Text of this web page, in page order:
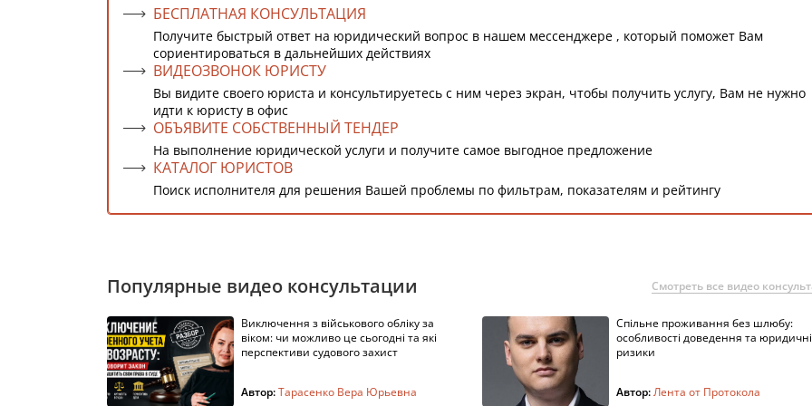
БЕСПЛАТНАЯ КОНСУЛЬТАЦИЯ
Получите быстрый ответ на юридический вопрос в нашем мессенджере , который поможет Вам
сориентироваться в дальнейших действиях
ВИДЕОЗВОНОК ЮРИСТУ
Вы видите своего юриста и консультируетесь с ним через экран, чтобы получить услугу, Вам не нужно
идти к юристу в офис
ОБЪЯВИТЕ СОБСТВЕННЫЙ ТЕНДЕР
На выполнение юридической услуги и получите самое выгодное предложение
КАТАЛОГ ЮРИСТОВ
Поиск исполнителя для решения Вашей проблемы по фильтрам, показателям и рейтингу
Популярные видео консультации Смотреть все видео
Виключення з військового обліку за
віком: чи можливо це сьогодні та які
перспективи судового захист
Автор:Тарасенко Вера Юрьевна
Спільне проживання без шлюбу:
особливості доведення та юридичні
ризики
Автор:Лента от Протокола